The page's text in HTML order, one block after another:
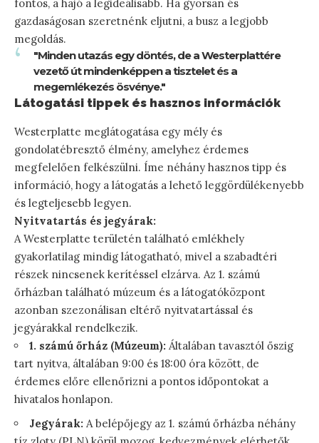
fontos, a hajó a legideálisabb. Ha gyorsan és
gazdaságosan szeretnénk eljutni, a busz a legjobb
megoldás.
"Minden utazás egy döntés, de a Westerplattére
vezető út mindenképpen a tisztelet és a
megemlékezés ösvénye."
Látogatási tippek és hasznos információk
Westerplatte meglátogatása egy mély és
gondolatébresztő élmény, amelyhez érdemes
megfelelően felkészülni. Íme néhány hasznos tipp és
információ, hogy a látogatás a lehető leggördülékenyebb
és legteljesebb legyen.
Nyitvatartás és jegyárak:
A Westerplatte területén található emlékhely
gyakorlatilag mindig látogatható, mivel a szabadtéri
részek nincsenek kerítéssel elzárva. Az 1. számú
őrházban található múzeum és a látogatóközpont
azonban szezonálisan eltérő nyitvatartással és
jegyárakkal rendelkezik.
1. számú őrház (Múzeum): Általában tavasztól őszig
tart nyitva, általában 9:00 és 18:00 óra között, de
érdemes előre ellenőrizni a pontos időpontokat a
hivatalos honlapon.
Jegyárak: A belépőjegy az 1. számú őrházba néhány